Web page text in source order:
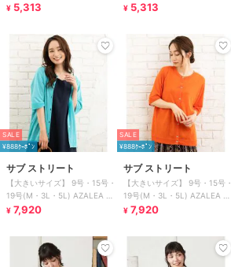
¥ 5,313
¥ 5,313
SALE
¥888ｸｰﾎﾟﾝ
サブ ストリート
【大きいサイズ】 9号・15号・
19号(M・3L・5L) AZALEA カ
ーディガン
¥ 7,920
SALE
¥888ｸｰﾎﾟﾝ
サブ ストリート
【大きいサイズ】 9号・15号・
19号(M・3L・5L) AZALEA カ
ーディガン
¥ 7,920